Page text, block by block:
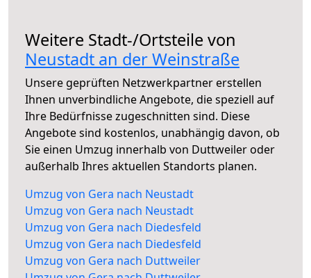
Weitere Stadt-/Ortsteile von
Neustadt an der Weinstraße
Unsere geprüften Netzwerkpartner erstellen
Ihnen unverbindliche Angebote, die speziell auf
Ihre Bedürfnisse zugeschnitten sind. Diese
Angebote sind kostenlos, unabhängig davon, ob
Sie einen Umzug innerhalb von Duttweiler oder
außerhalb Ihres aktuellen Standorts planen.
Umzug von Gera nach Neustadt
Umzug von Gera nach Neustadt
Umzug von Gera nach Diedesfeld
Umzug von Gera nach Diedesfeld
Umzug von Gera nach Duttweiler